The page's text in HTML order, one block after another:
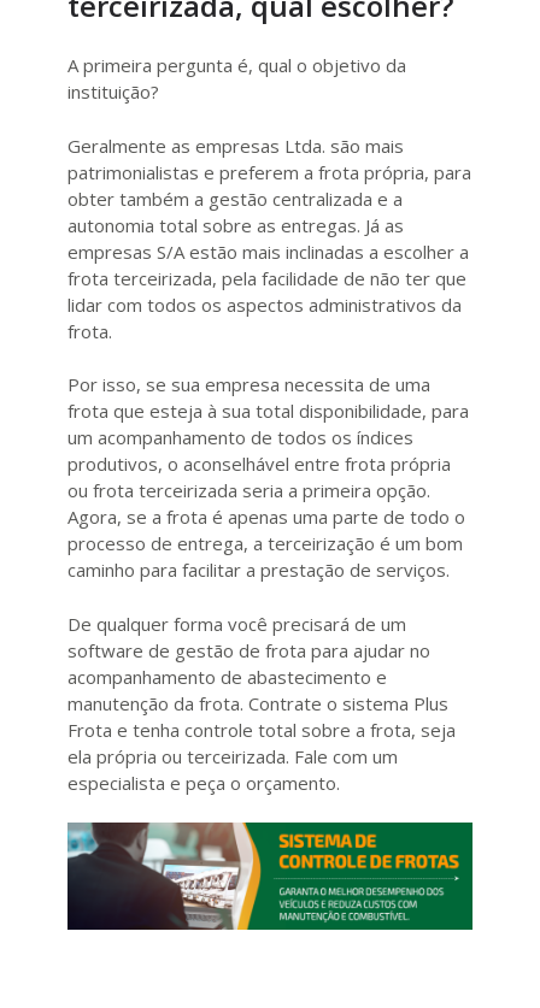
A primeira pergunta é, qual o objetivo da
instituição?
Geralmente as empresas Ltda. são mais
patrimonialistas e preferem a frota própria, para
obter também a gestão centralizada e a
autonomia total sobre as entregas. Já as
empresas S/A estão mais inclinadas a escolher a
frota terceirizada, pela facilidade de não ter que
lidar com todos os aspectos administrativos da
frota.
Por isso, se sua empresa necessita de uma
frota que esteja à sua total disponibilidade, para
um acompanhamento de todos os índices
produtivos, o aconselhável entre frota própria
ou frota terceirizada seria a primeira opção.
Agora, se a frota é apenas uma parte de todo o
processo de entrega, a terceirização é um bom
caminho para facilitar a prestação de serviços.
De qualquer forma você precisará de um
software de gestão de frota para ajudar no
acompanhamento de abastecimento e
manutenção da frota. Contrate o sistema Plus
Frota e tenha controle total sobre a frota, seja
ela própria ou terceirizada. Fale com um
especialista e peça o orçamento.